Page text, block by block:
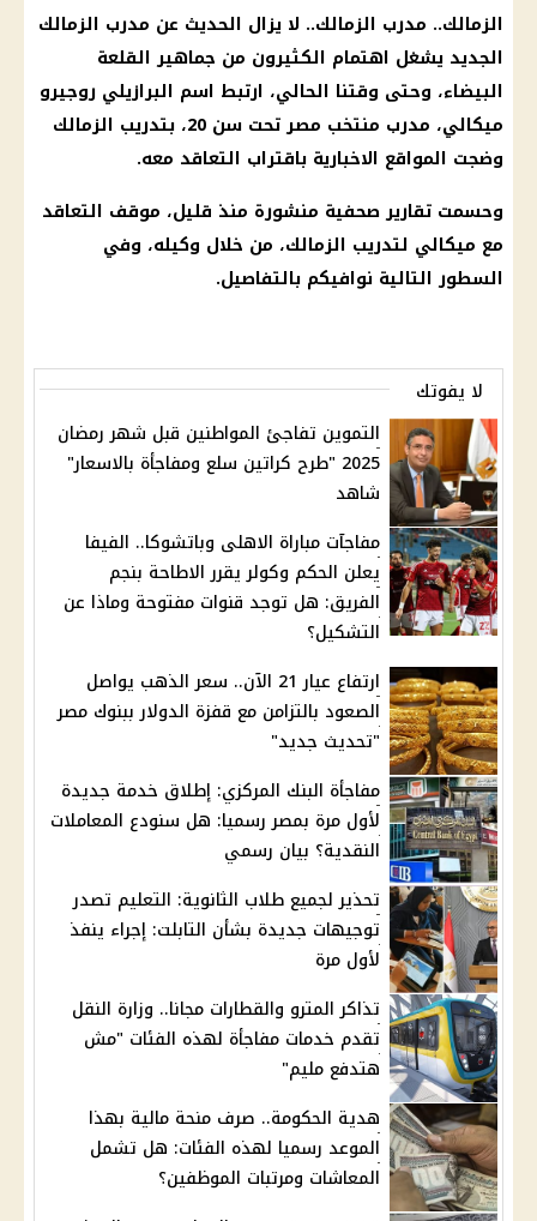
الزمالك.. مدرب الزمالك.. لا يزال الحديث عن مدرب الزمالك
الجديد يشغل اهتمام الكثيرون من جماهير القلعة
البيضاء، وحتى وقتنا الحالي، ارتبط اسم البرازيلي روجيرو
ميكالي، مدرب منتخب مصرتحت سن 20، بتدريب
الزمالك
وضجت المواقع الاخبارية باقتراب التعاقد معه.
وحسمت تقارير صحفية منشورة منذ قليل، موقف التعاقد
مع ميكالي لتدريب الزمالك، من خلال وكيله، وفي
السطور التالية نوافيكم بالتفاصيل.
لا يفوتك
التموين تفاجئ المواطنين قبل شهر رمضان
2025 "طرح كراتين سلع ومفاجأة بالاسعار"
شاهد
مفاجآت مباراة الاهلى وباتشوكا.. الفيفا
يعلن الحكم وكولر يقرر الاطاحة بنجم
الفريق: هل توجد قنوات مفتوحة وماذا عن
التشكيل؟
ارتفاع عيار 21 الآن.. سعر الذهب يواصل
الصعود بالتزامن مع قفزة الدولار ببنوك مصر
"تحديث جديد"
مفاجأة البنك المركزي: إطلاق خدمة جديدة
لأول مرة بمصر رسميا: هل سنودع المعاملات
النقدية؟ بيان رسمي
تحذير لجميع طلاب الثانوية: التعليم تصدر
توجيهات جديدة بشأن التابلت: إجراء ينفذ
لأول مرة
تذاكر المترو والقطارات مجانا.. وزارة النقل
تقدم خدمات مفاجأة لهذه الفئات "مش
هتدفع مليم"
هدية الحكومة.. صرف منحة مالية بهذا
الموعد رسميا لهذه الفئات: هل تشمل
المعاشات ومرتبات الموظفين؟